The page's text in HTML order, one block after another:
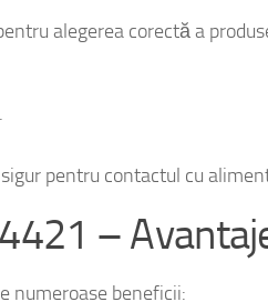
pentru contactul cu
– Avantaje